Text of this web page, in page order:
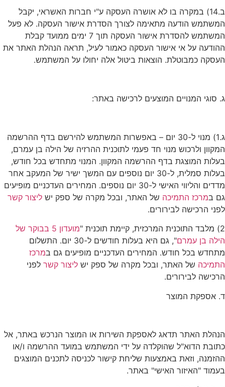
ב.14) במקרה בו לא אושרה העסקה ע"י חברות האשראי, יקבל
המשתמש הודעה מתאימה לצורך הסדרת אישור העסקה. לא פעל
המשתמש להסדרת אישור העסקה תוך 7 ימים ממועד קבלת
ההודעה על אי אישור העסקה כאמור לעיל, תראה הנהלת האתר את
העסקה כמבוטלת. הוצאות ביטול אלה יחולו על המשתמש.
ג. סוגי המנויים המוצעים לרכישה באתר:
ג.1) מנוי ל-30 יום – באפשרות המשתמש להירשם בדף ההרשמה
המקוון ולרכוש מנוי חד פעמי לתוכנית ההרזיה של הילה בן עמרם,
בעלות המוצגת בדף ההרשמה המקוון. המנוי מתחדש בכל חודש,
בעלות סמלית, ל-30 יום נוספים עם המשך ישיר של המעקב אחר
מדדים והליווי האישי ל-30 יום נוספים. המחירים העדכניים מופיעים
גם במרכז התמיכה של האתר, ובכל מקרה של ספק יש ליצור קשר
לפני הרכישה לבירורים.
2) מלבד התוכנית המרכזית, קיימת תוכנית "
מועדון 5 בבוקר של
הילה בן עמרם
", גם היא בעלות חודשים ל-30 יום. התשלום
מתחדש בכל חודש. המחירים העדכניים מופיעים גם במרכז
התמיכה של האתר, ובכל מקרה של ספק יש ליצור קשר לפני
הרכישה לבירורים.
ד. אספקת המוצר
הנהלת האתר תדאג לאספקת השירות או המוצר הנרכש באתר, אל
כתובת הדוא"ל שהוקלדה על ידי המשתמש במועד ההרשמה ו/או
ההזמנה, וזאת באמצעות שליחת קישור לכניסה לתכנים המוצגים
בעמוד "האיזור האישי" באתר.